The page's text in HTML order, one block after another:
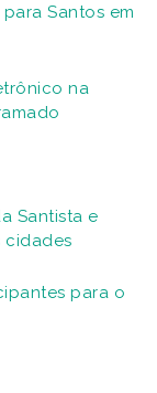
Santos em
na
Santista e
cidades
para o